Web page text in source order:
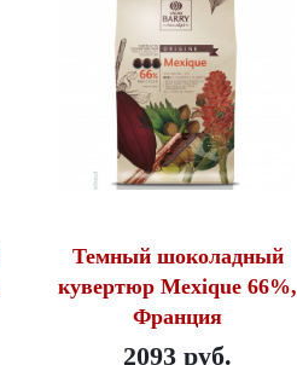
Темный шоколадный
кувертюр Mexique 66%,
Франция
2093 руб.